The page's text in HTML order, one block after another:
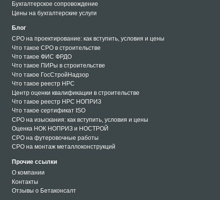
Бухгалтерское сопровождение
Цены на бухгалтерские услуги
Блог
СРО на проектирование: как вступить, условия и цены
Что такое СРО в строительстве
Что такое ФИС ФРДО
Что такое ПИРы в строительстве
Что такое ГосСтройНадзор
Что такое реестр НРС
Центр оценки квалификации в строительстве
Что такое реестр НРС НОПРИЗ
Что такое сертификат ISO
СРО на изыскания: как вступить, условия и цены
Оценка НОК НОПРИЗ и НОСТРОЙ
СРО на футеровочные работы
СРО на монтаж металлоконструкций
СРО на монтаж металлоконструкций
СРО на футеровочные работы
СРО на земляные работы
СРО на скважины
Прочие ссылки
О компании
Контакты
Отзывы о Бетаконсалт